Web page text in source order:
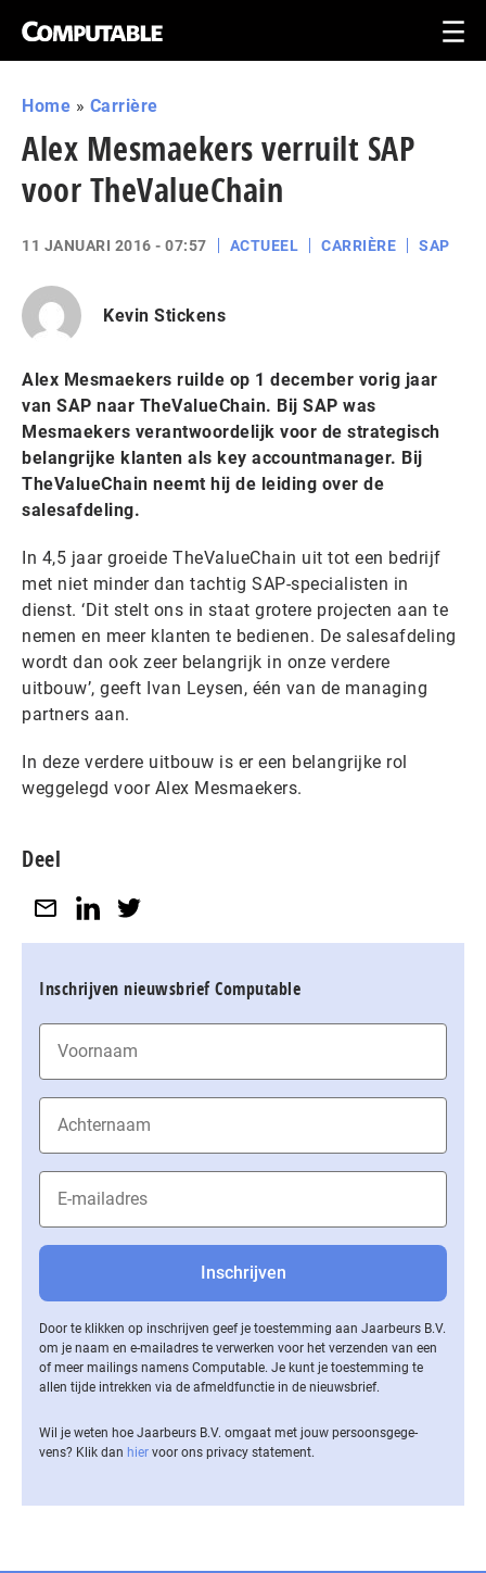
Home » Carrière
Alex Mesmaekers verruilt SAP
voor TheValueChain
11 JANUARI 2016 - 07:57 ACTUEEL CARRIÈRE SAP
Kevin Stickens
Alex Mesmaekers ruilde op 1 december vorig jaar
van SAP naar TheValueChain. Bij SAP was
Mesmaekers verantwoordelijk voor de strategisch
belangrijke klanten als key accountmanager. Bij
TheValueChain neemt hij de leiding over de
salesafdeling.
In 4,5 jaar groeide TheValueChain uit tot een bedrijf
met niet minder dan tachtig SAP-specialisten in
dienst. ‘Dit stelt ons in staat grotere projecten aan te
nemen en meer klanten te bedienen. De salesafdeling
wordt dan ook zeer belangrijk in onze verdere
uitbouw’, geeft Ivan Leysen, één van de managing
partners aan.
In deze verdere uitbouw is er een belangrijke rol
weggelegd voor Alex Mesmaekers. ​
Deel
Inschrijven nieuwsbrief Computable
Door te klikken op inschrijven geef je toestemming aan Jaarbeurs B.V.
om je naam en e-mailadres te verwerken voor het verzenden van een
of meer mailings namens Computable. Je kunt je toestemming te
allen tijde intrekken via de af­meld­func­tie in de nieuwsbrief.
Wil je weten hoe Jaarbeurs B.V. omgaat met jouw per­soons­ge­ge­
vens? Klik dan hier voor ons privacy statement.